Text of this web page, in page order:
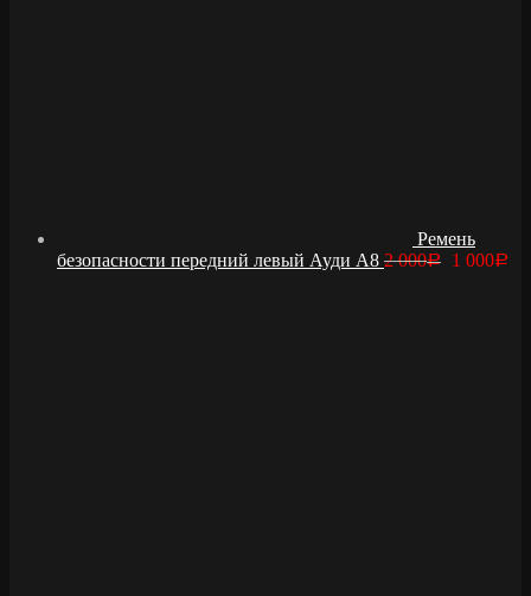
Ремень
безопасности передний левый Ауди А8 2 000Р 1 000Р